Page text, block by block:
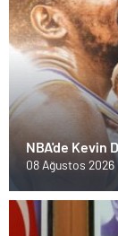
NBA'de Kevin
08 Ağustos 2026